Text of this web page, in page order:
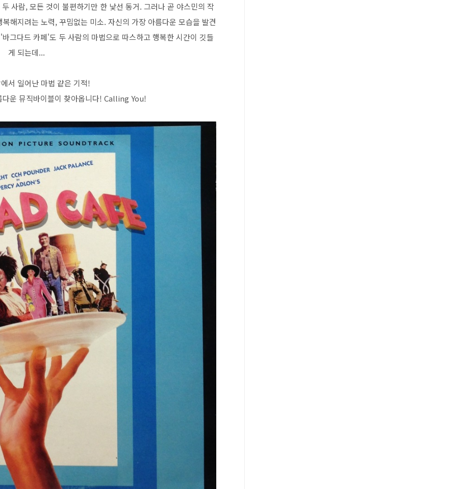
사람, 모든 것이 불편하기만 한 낯선 동거. 그러나 곧 야스민의 작
해지려는 노력, 꾸밈없는 미소. 자신의 가장 아름다운 모습을 발견
그다드 카페'도 두 사람의 마법으로 따스하고 행복한 시간이 깃들
게 되는데...
서 일어난 마법 같은 기적!
다운 뮤직바이블이 찾아옵니다! Calling You!